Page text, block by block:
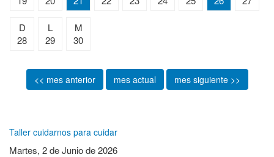
D
28
L
29
M
30
<< mes anterior mes actual mes siguiente >>
Taller cuidarnos para cuidar
Martes, 2 de Junio de 2026